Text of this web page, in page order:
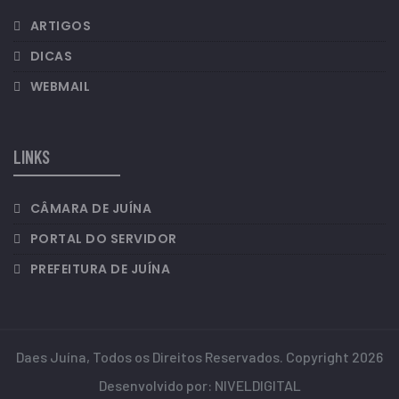
ARTIGOS
DICAS
WEBMAIL
LINKS
CÂMARA DE JUÍNA
PORTAL DO SERVIDOR
PREFEITURA DE JUÍNA
Daes Juína, Todos os Direitos Reservados. Copyright 2026
Desenvolvido por: NIVELDIGITAL